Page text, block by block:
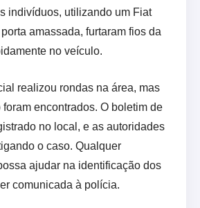
indivíduos, utilizando um Fiat
amassada, furtaram fios da
no veículo.
realizou rondas na área, mas
encontrados. O boletim de
no local, e as autoridades
o caso. Qualquer
ajudar na identificação dos
comunicada à polícia.